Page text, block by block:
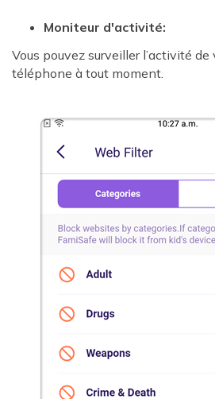
Moniteur d'activité:
Vous pouvez surveiller l’activité
téléphone à tout moment.